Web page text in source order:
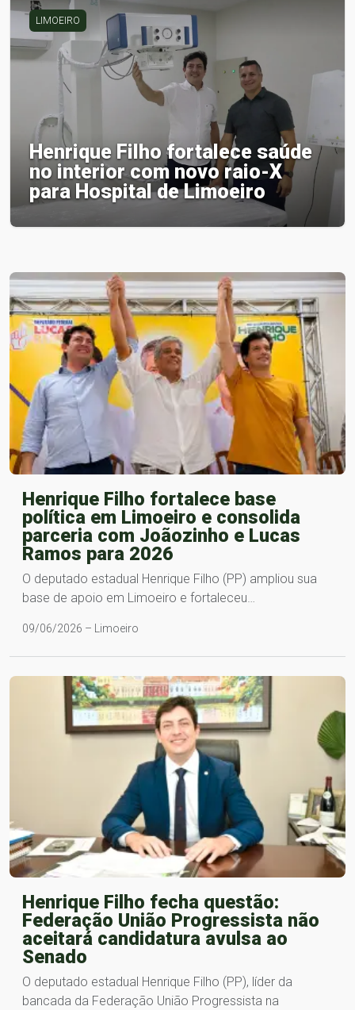
LIMOEIRO
Henrique Filho fortalece saúde
no interior com novo raio-X
para Hospital de Limoeiro
Henrique Filho fortalece base
política em Limoeiro e consolida
parceria com Joãozinho e Lucas
Ramos para 2026
O deputado estadual Henrique Filho (PP) ampliou sua
base de apoio em Limoeiro e fortaleceu…
09/06/2026 – Limoeiro
Henrique Filho fecha questão:
Federação União Progressista não
aceitará candidatura avulsa ao
Senado
O deputado estadual Henrique Filho (PP), líder da
bancada da Federação União Progressista na